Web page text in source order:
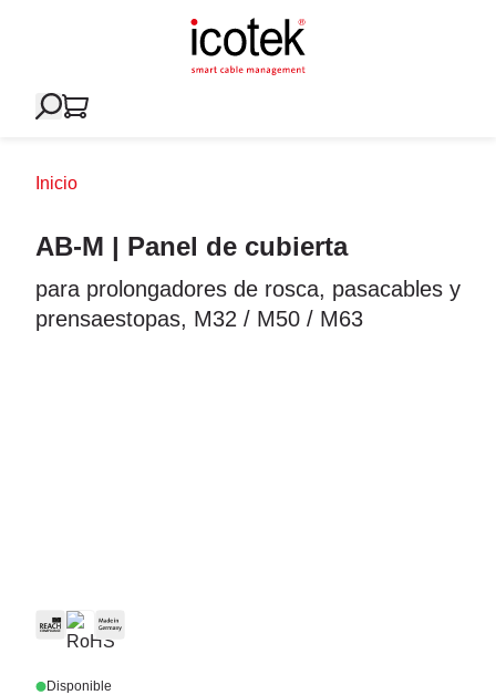
Inicio
AB-M | Panel de cubierta
para prolongadores de rosca, pasacables y
prensaestopas, M32 / M50 / M63
Disponible